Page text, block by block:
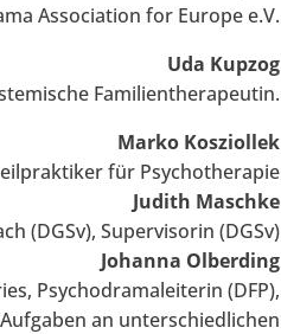
Association for Europe e.V.
Uda Kupzog
Familientherapeutin.
Marko Kosziollek
für Psychotherapie
Judith Maschke
(DGSv), Supervisorin (DGSv)
Johanna Olberding
Psychodramaleiterin (DFP),
an unterschiedlichen